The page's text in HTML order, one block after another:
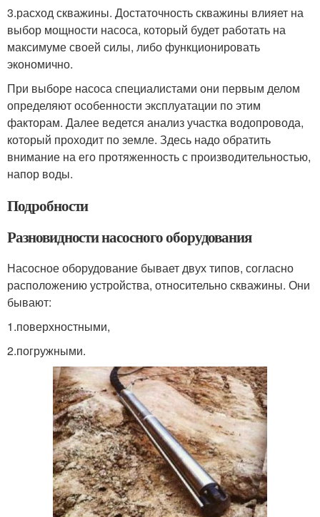
3.расход скважины. Достаточность скважины влияет на
выбор мощности насоса, который будет работать на
максимуме своей силы, либо функционировать
экономично.
При выборе насоса специалистами они первым делом
определяют особенности эксплуатации по этим
факторам. Далее ведется анализ участка водопровода,
который проходит по земле. Здесь надо обратить
внимание на его протяженность с производительностью,
напор воды.
Подробности
Разновидности насосного оборудования
Насосное оборудование бывает двух типов, согласно
расположению устройства, относительно скважины. Они
бывают:
1.поверхностными,
2.погружными.